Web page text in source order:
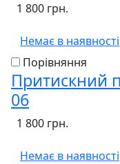
1 800 грн.
Немає в наявності
Порівняння
Притискний
06
1 800 грн.
Немає в наявності